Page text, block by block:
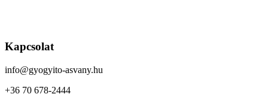
Kapcsolat
info@gyogyito-asvany.hu
+36 70 678-2444